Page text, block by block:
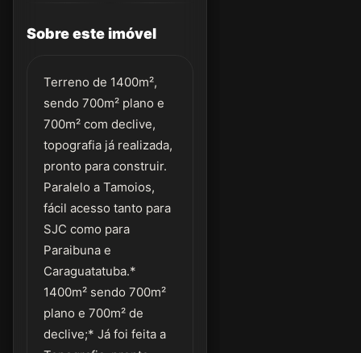
Sobre este imóvel
Terreno de 1400m²,
sendo 700m² plano e
700m² com declive,
topografia já realizada,
pronto para construir.
Paralelo a Tamoios,
fácil acesso tanto para
SJC como para
Paraibuna e
Caraguatatuba.*
1400m² sendo 700m²
plano e 700m² de
declive;* Já foi feita a